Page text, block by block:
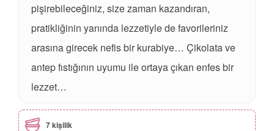
pişirebileceğiniz, size zaman kazandıran,
pratikliğinin yanında lezzetiyle de favorileriniz
arasına girecek nefis bir kurabiye… Çikolata ve
antep fıstığının uyumu ile ortaya çıkan enfes bir
lezzet…
7 kişilik